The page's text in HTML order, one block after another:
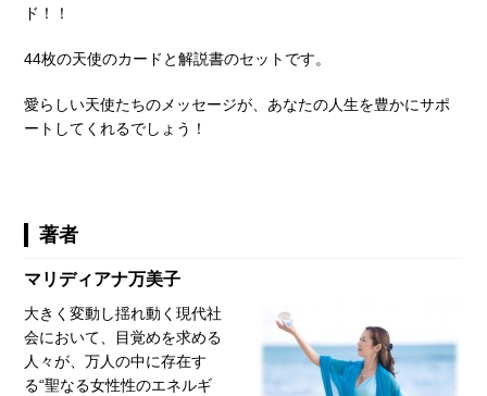
ド！！
44枚の天使のカードと解説書のセットです。
愛らしい天使たちのメッセージが、あなたの人生を豊かにサポ
ートしてくれるでしょう！
著者
マリディアナ万美子
大きく変動し揺れ動く現代社
会において、目覚めを求める
人々が、万人の中に存在す
る“聖なる女性性のエネルギ